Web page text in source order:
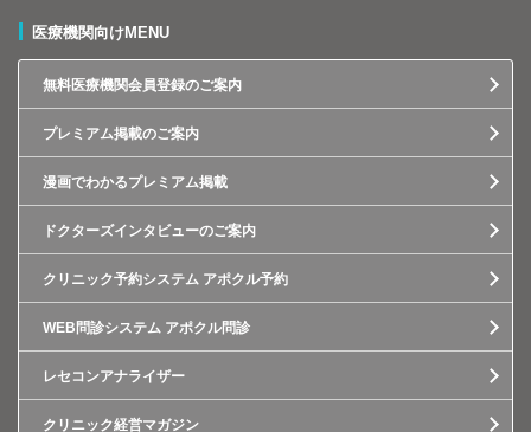
医療機関向けMENU
無料医療機関会員登録のご案内
プレミアム掲載のご案内
漫画でわかるプレミアム掲載
ドクターズインタビューのご案内
クリニック予約システム アポクル予約
WEB問診システム アポクル問診
レセコンアナライザー
クリニック経営マガジン